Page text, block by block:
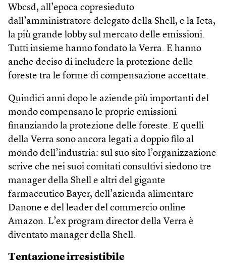
Wbcsd, all’epoca copresieduto
dall’amministratore delegato della Shell, e la Ieta,
la più grande lobby sul mercato delle emissioni.
Tutti insieme hanno fondato la Verra. E hanno
anche deciso di includere la protezione delle
foreste tra le forme di compensazione accettate.
Quindici anni dopo le aziende più importanti del
mondo compensano le proprie emissioni
finanziando la protezione delle foreste. E quelli
della Verra sono ancora legati a doppio filo al
mondo dell’industria: sul suo sito l’organizzazione
scrive che nei suoi comitati consultivi siedono tre
manager della Shell e altri del gigante
farmaceutico Bayer, dell’azienda alimentare
Danone e del leader del commercio online
Amazon. L’ex program director della Verra è
diventato manager della Shell.
Tentazione irresistibile